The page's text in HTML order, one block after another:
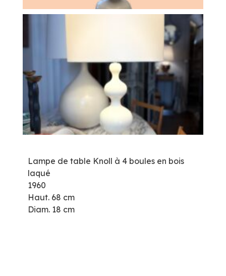
Lampe de table Knoll à 4 boules en bois
laqué
1960
Haut. 68 cm
Diam. 18 cm